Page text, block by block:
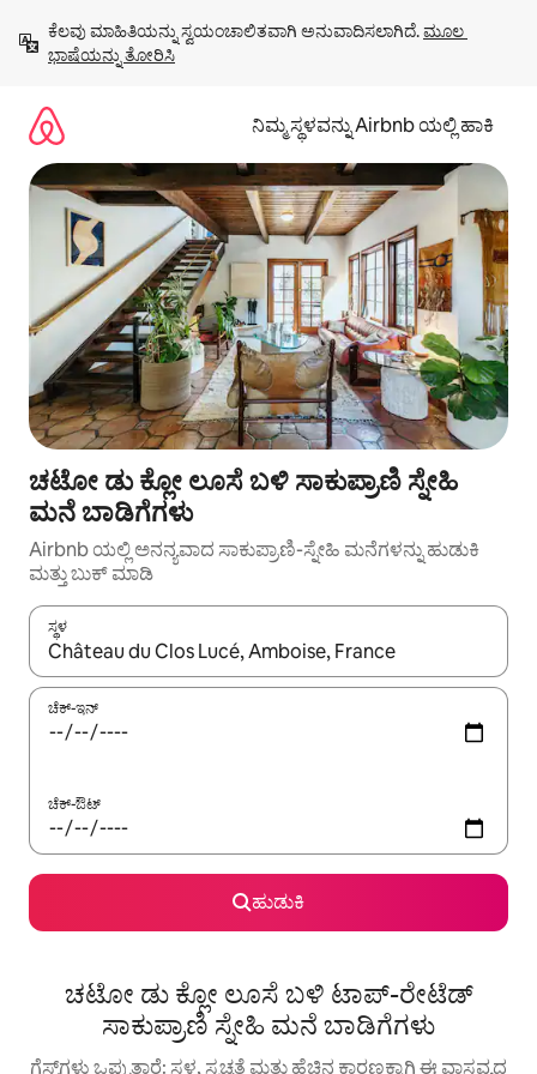
ಹೋಗಿ
ಕೆಲವು ಮಾಹಿತಿಯನ್ನು ಸ್ವಯಂಚಾಲಿತವಾಗಿ ಅನುವಾದಿಸಲಾಗಿದೆ. ಮೂಲ
ಭಾಷೆಯನ್ನು ತೋರಿಸಿ
ನಿಮ್ಮ ಸ್ಥಳವನ್ನು Airbnb ಯಲ್ಲಿ ಹಾಕಿ
ಚಟೋ ಡು ಕ್ಲೋ ಲೂಸೆ ಬಳಿ ಸಾಕುಪ್ರಾಣಿ ಸ್ನೇಹಿ
ಮನೆ ಬಾಡಿಗೆಗಳು
Airbnb ಯಲ್ಲಿ ಅನನ್ಯವಾದ ಸಾಕುಪ್ರಾಣಿ-ಸ್ನೇಹಿ ಮನೆಗಳನ್ನು ಹುಡುಕಿ
ಮತ್ತು ಬುಕ್ ಮಾಡಿ
ಸ್ಥಳ
ಫಲಿತಾಂಶಗಳು ಲಭ್ಯವಿರುವಾಗ, ಅಪ್ ಮತ್ತು ಡೌನ್ ಬಾಣದ ಕೀಲಿಗಳೊಂದಿಗೆ
ಚೆಕ್-ಇನ್
ಚೆಕ್-ಔಟ್
ಹುಡುಕಿ
ಚಟೋ ಡು ಕ್ಲೋ ಲೂಸೆ ಬಳಿ ಟಾಪ್-ರೇಟೆಡ್
ಸಾಕುಪ್ರಾಣಿ ಸ್ನೇಹಿ ಮನೆ ಬಾಡಿಗೆಗಳು
ಗೆಸ್ಟ್‌ಗಳು ಒಪ್ಪುತ್ತಾರೆ: ಸ್ಥಳ, ಸ್ವಚ್ಛತೆ ಮತ್ತು ಹೆಚ್ಚಿನ ಕಾರಣಕ್ಕಾಗಿ ಈ ವಾಸ್ತವ್ಯದ